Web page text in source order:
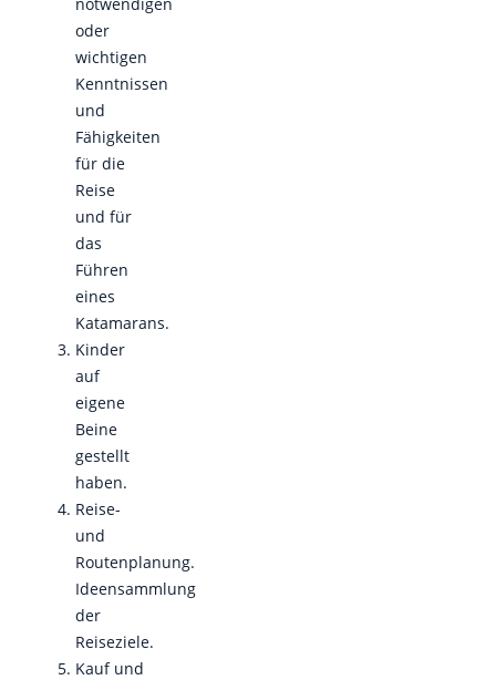
oder
wichtigen
Kenntnissen
und
Fähigkeiten
für die
Reise
und für
das
Führen
eines
Katamarans.
Kinder
auf
eigene
Beine
gestellt
haben.
Reise-
und
Routenplanung.
Ideensammlung
der
Reiseziele.
Kauf und